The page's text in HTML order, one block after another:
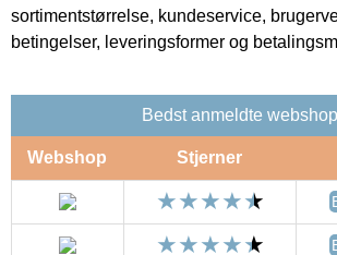
sortimentstørrelse, kundeservice,
betingelser, leveringsformer og
Bedst anmeldte
Webshop Stjerner